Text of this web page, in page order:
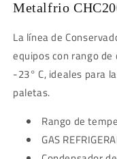
Metalfrio
La línea de
equipos con rango
-23° C, ideales para
paletas.
Rango de
GAS